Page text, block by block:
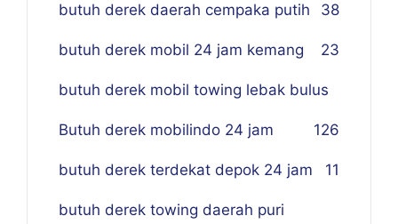
butuh derek daerah cempaka putih 38
butuh derek mobil 24 jam kemang 23
butuh derek mobil towing lebak bulus
26
Butuh derek mobilindo 24 jam 1
butuh derek terdekat depok 24 jam 11
butuh derek towing daerah puri